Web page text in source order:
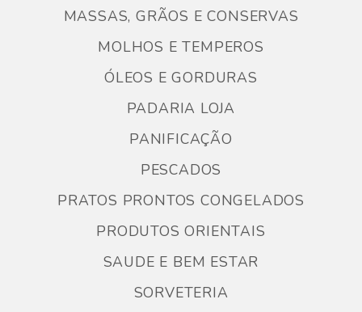
MASSAS, GRÃOS E CONSERVAS
MOLHOS E TEMPEROS
ÓLEOS E GORDURAS
PADARIA LOJA
PANIFICAÇÃO
PESCADOS
PRATOS PRONTOS CONGELADOS
PRODUTOS ORIENTAIS
SAUDE E BEM ESTAR
SORVETERIA